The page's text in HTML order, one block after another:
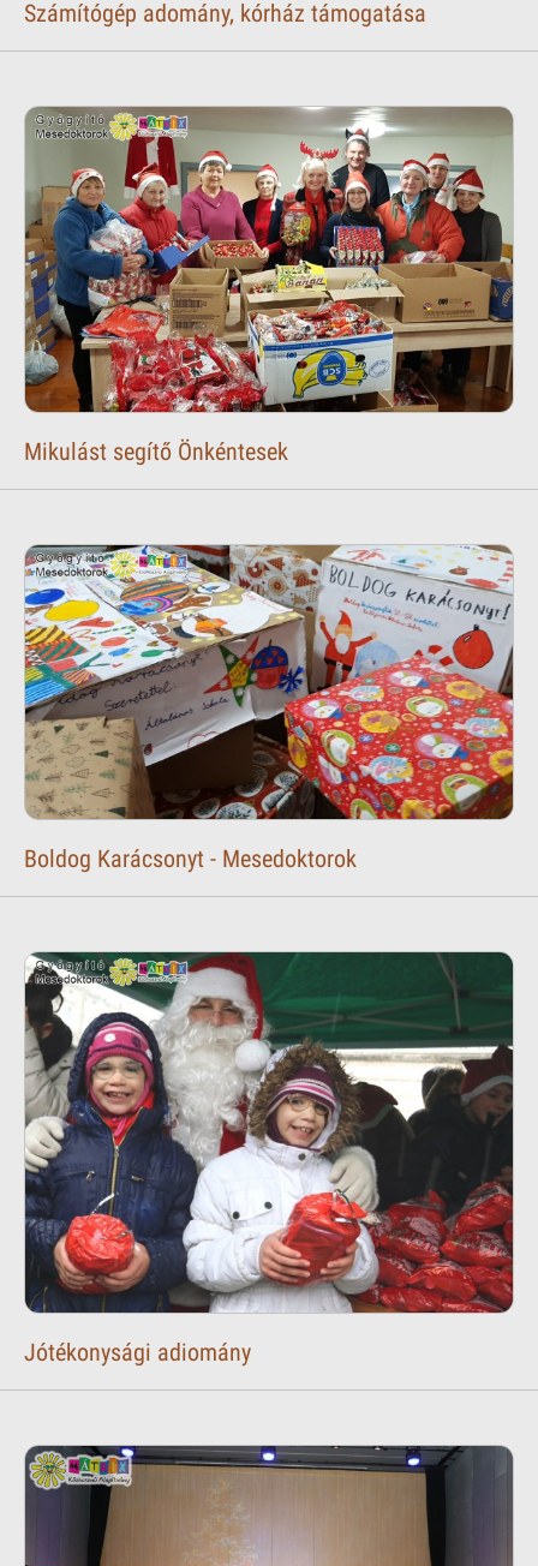
Számítógép adomány, kórház támogatása
Mikulást segítő Önkéntesek
Boldog Karácsonyt - Mesedoktorok
Jótékonysági adiomány